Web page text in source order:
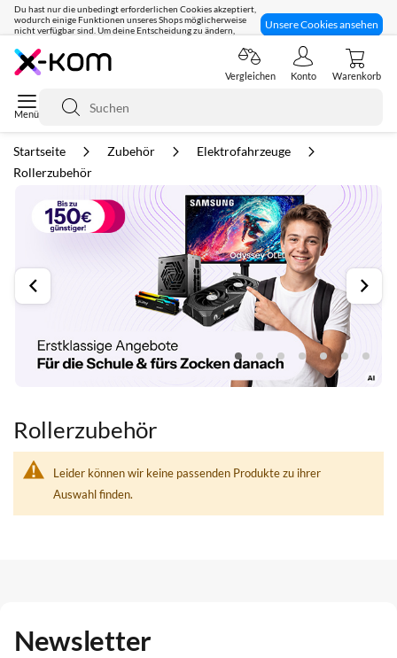
Du hast nur die unbedingt erforderlichen Cookies akzeptiert,
wodurch einige Funktionen unseres Shops möglicherweise
nicht verfügbar sind. Um deine Entscheidung zu ändern,
Unsere Cookies ansehen
Seit 8 Jahren für dich da!
Suche
Vergleichen Konto Warenkorb
Startseite Zubehör
Elektrofahrzeuge
Rollerzubehör
Rollerzubehör
Leider können wir keine passenden Produkte zu ihrer
Auswahl finden.
Newsletter